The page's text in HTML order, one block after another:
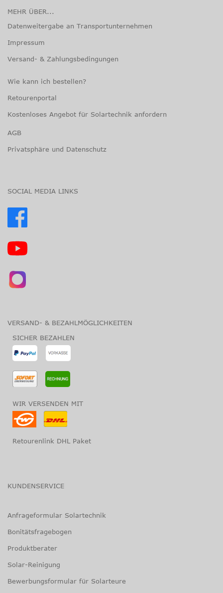
MEHR ÜBER...
Datenweitergabe an Transportunternehmen
Impressum
Versand- & Zahlungsbedingungen
Wie kann ich bestellen?
Retourenportal
Kostenloses Angebot für Solartechnik anfordern
AGB
Privatsphäre und Datenschutz
SOCIAL MEDIA LINKS
VERSAND- & BEZAHLMÖGLICHKEITEN
SICHER BEZAHLEN
WIR VERSENDEN MIT
Retourenlink DHL Paket
KUNDENSERVICE
Anfrageformular Solartechnik
Bonitätsfragebogen
Produktberater
Solar-Reinigung
Bewerbungsformular für Solarteure